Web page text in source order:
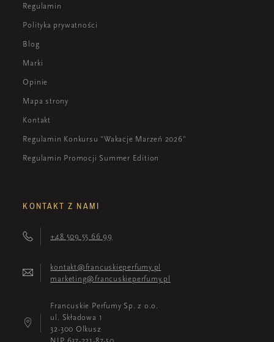
Regulamin
Polityka prywatności
Blog
Marki
Opinie
Mapa strony
Kontakt
Regulamin Konkursu "Wakacje Marzeń 2026"
Regulamin Promocji Summer Edition
KONTAKT Z NAMI
+48 509 55 66 99
kontakt@francuskieperfumy.pl
marketing@francuskieperfumy.pl
Francuskie Perfumy Sp. z o.o.
ul. Składowa 1
32-300 Olkusz
NIP 637-221-87-50